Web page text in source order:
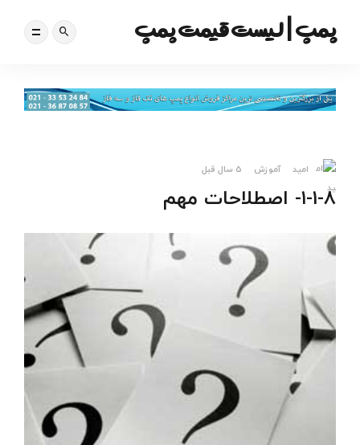
پمپ | لیست قیمت پمپ
امید آموزش 5 سال قبل
۱-۱-۸- اصطلاحات مهم